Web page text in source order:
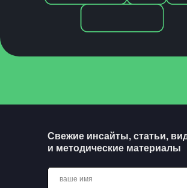
ваше имя
Свежие инсайты, статьи,
и методические материалы